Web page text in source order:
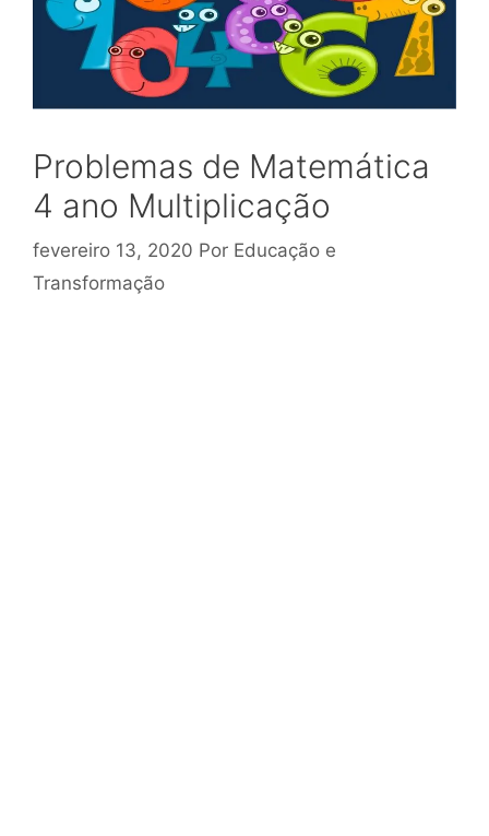
Problemas de Matemática
4 ano Multiplicação
fevereiro 13, 2020 Por Educação e
Transformação